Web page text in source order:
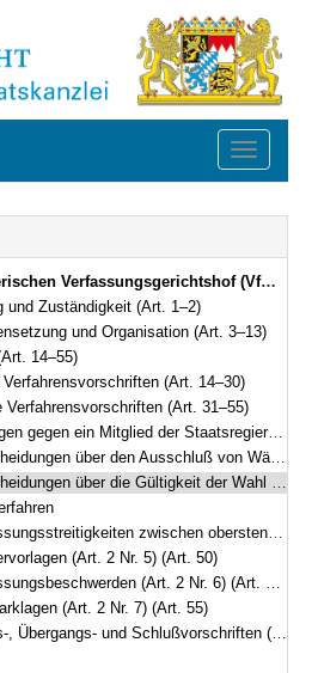
Toggle
(VfGHG) Vom 10. Mai 1990 (GVBl. S. 122, 231) BayRS 1103-1-I (Art. 1–57)
und Zuständigkeit (Art. 1–2)
und Organisation (Art. 3–13)
14–55)
(Art. 14–30)
Verfahrensvorschriften (Art. 31–55)
der Staatsregierung oder des Landtags (Art. 2 Nr. 1) (Art. 31–45)
von Wählergruppen von Wahlen und Abstimmungen (Art. 2 Nr. 2) (Art. 46–47)
der Mitglieder des Landtags und den Verlust der Mitgliedschaft beim Landtag (Art. 2 Nr. 3) (Art. 48)
Staatsorganen; Meinungsverschiedenheiten über Verfassungsänderung (Art. 2 Nrn. 4 und 8) (Art. 49)
(Art. 2 Nr. 5) (Art. 50)
(Art. 2 Nr. 6) (Art. 51–54)
(Art. 2 Nr. 7) (Art. 55)
und Schlußvorschriften (Art. 56–57)